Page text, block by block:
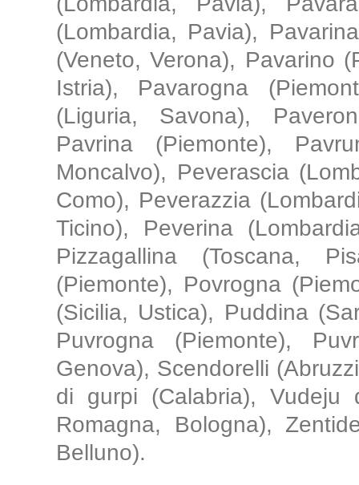
(Lombardia, Pavia),
(Veneto, Verona), Pavarino
Istria), Pavarogna
(Liguria, Savona),
Pavrina (Piemonte),
Moncalvo), Peverascia
Como), Peverazzia
Ticino), Peverina
Pizzagallina (Toscana,
(Piemonte), Povrogna
(Sicilia, Ustica), Puddina
Puvrogna (Piemonte),
Genova), Scendorelli
di gurpi (Calabria), Vudeju
Romagna, Bologna),
Belluno).